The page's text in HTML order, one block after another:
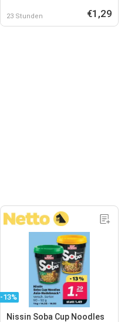
23 Stunden €1,29
-13%
Nissin Soba Cup Noodles